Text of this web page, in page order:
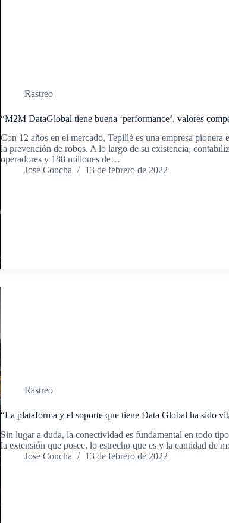
Rastreo
“M2M DataGlobal tiene buena ‘performance’, valores
Con 12 años en el mercado, Tepillé es una empresa pionera
la prevención de robos. A lo largo de su existencia,
operadores y 188 millones de…
Jose Concha
13 de febrero de 2022
Rastreo
“La plataforma y el soporte que tiene Data Global ha sido
Sin lugar a duda, la conectividad es fundamental en todo
la extensión que posee, lo estrecho que es y la cantidad de
Jose Concha
13 de febrero de 2022